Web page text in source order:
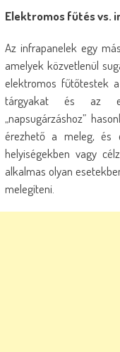
Elektromos fűtés vs.
Az infrapanelek egy
amelyek közvetlenül
elektromos fűtőtestek
tárgyakat és az
„napsugárzáshoz”
érezhető a meleg, és
helyiségekben vagy
alkalmas olyan
melegíteni.